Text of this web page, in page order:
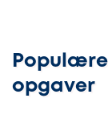
opgaver